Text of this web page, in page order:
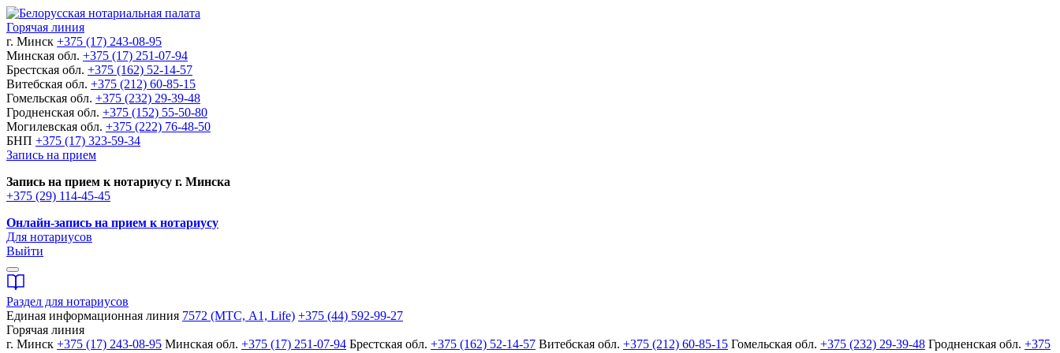
Горячая линия
г. Минск +375 (17) 243-08-95
Минская обл. +375 (17) 251-07-94
Брестская обл. +375 (162) 52-14-57
Витебская обл. +375 (212) 60-85-15
Гомельская обл. +375 (232) 29-39-48
Гродненская обл. +375 (152) 55-50-80
Могилевская обл. +375 (222) 76-48-50
БНП +375 (17) 323-59-34
Запись на прием
Запись на прием к нотариусу г. Минска
+375 (29) 114-45-45
Онлайн-запись на прием к нотариусу
Для нотариусов
Выйти
Раздел для нотариусов
Единая информационная линия 7572 (МТС, A1, Life) +375 (44) 592-99-27
Горячая линия
г. Минск +375 (17) 243-08-95 Минская обл. +375 (17) 251-07-94 Брестская обл. +375 (162) 52-14-57 Витебская обл. +375 (212) 60-85-15 Гомельская обл. +375 (232) 29-39-48 Гродненская обл. +375